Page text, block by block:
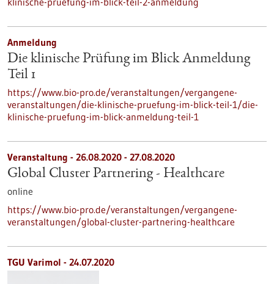
Anmeldung
Die klinische Prüfung im Blick Anmeldung
Teil 1
https://www.bio-pro.de/veranstaltungen/vergangene-
veranstaltungen/die-klinische-pruefung-im-blick-teil-1/die-
klinische-pruefung-im-blick-anmeldung-teil-1
Veranstaltung - 26.08.2020 - 27.08.2020
Global Cluster Partnering - Healthcare
online
https://www.bio-pro.de/veranstaltungen/vergangene-
veranstaltungen/global-cluster-partnering-healthcare
TGU Varimol - 24.07.2020